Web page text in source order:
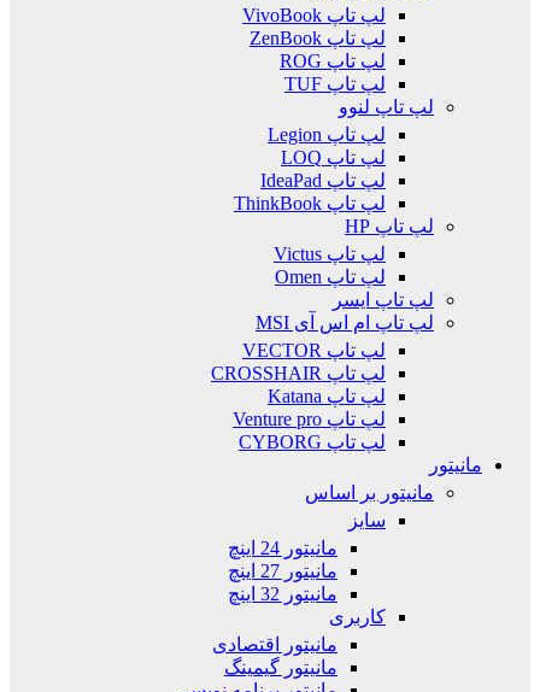
لپ تاپ VivoBook
لپ تاپ ZenBook
لپ تاپ ROG
لپ تاپ TUF
لپ تاپ لنوو
لپ تاپ Legion
لپ تاپ LOQ
لپ تاپ IdeaPad
لپ تاپ ThinkBook
لپ تاپ HP
لپ تاپ Victus
لپ تاپ Omen
لپ تاپ ایسر
لپ تاپ ام اس آی MSI
لپ تاپ VECTOR
لپ تاپ CROSSHAIR
لپ تاپ Katana
لپ تاپ Venture pro
لپ تاپ CYBORG
مانیتور
مانیتور بر اساس
سایز
مانیتور 24 اینچ
مانیتور 27 اینچ
مانیتور 32 اینچ
کاربری
مانیتور اقتصادی
مانیتور گیمینگ